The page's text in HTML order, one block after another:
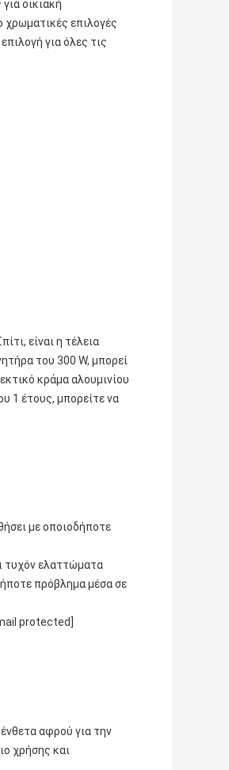
οικιακή
χρωματικές επιλογές
για όλες τις
είναι η τέλεια
του 300 W, μπορεί
κράμα αλουμινίου
1 έτους, μπορείτε να
με οποιοδήποτε
τυχόν ελαττώματα
πρόβλημα μέσα σε
protected]
αφρού για την
χρήσης και